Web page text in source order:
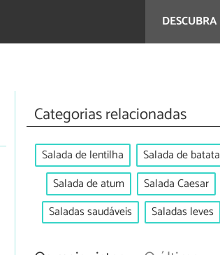
DESCUBRA
Categorias relacionadas
Salada de lentilha
Salada de batata
Salada de atum
Salada Caesar
Saladas saudáveis
Saladas leves